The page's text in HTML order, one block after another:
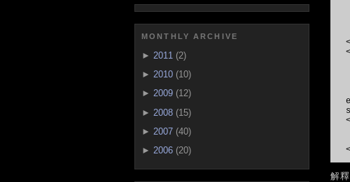
解
MONTHLY ARCHIVE
► 2011 (2)
► 2010 (10)
► 2009 (12)
► 2008 (15)
► 2007 (40)
► 2006 (20)